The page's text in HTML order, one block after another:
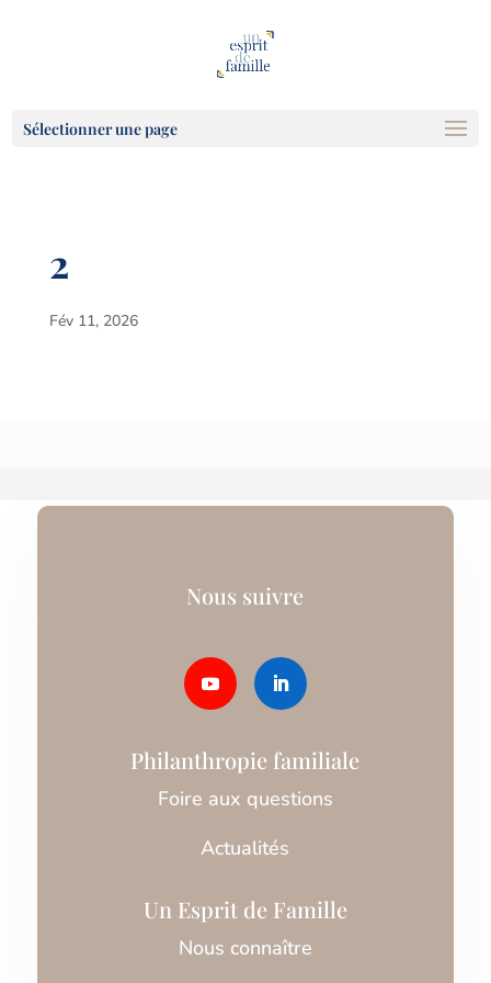
Sélectionner une page
2
Fév 11, 2026
Nous suivre
Philanthropie familiale
Foire aux questions
Actualités
Un Esprit de Famille
Nous connaître